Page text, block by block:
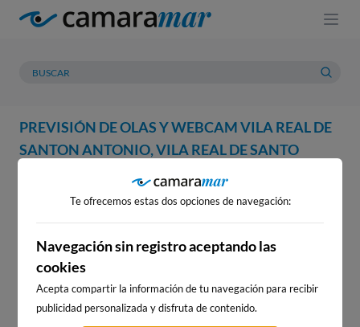
PREVISIÓN DE OLAS Y WEBCAM VILA REAL DE
SANTON ANTONIO, VILA REAL DE SANTO
WEBCAM PREVISIÓN METEOROLOGÍA
WEBCAM VILA REAL DE
SANTON ANTONIO, VILA REAL
DE SANTO ANTÓNIO
Te ofrecemos estas dos opciones de navegación:
Navegación sin registro aceptando las
cookies
Acepta compartir la información de tu navegación para recibir
publicidad personalizada y disfruta de contenido.